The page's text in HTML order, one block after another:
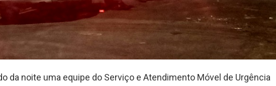
da noite uma equipe do Serviço e Atendimento Móvel de Urgência